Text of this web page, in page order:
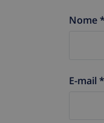
Nome *
E-mail *